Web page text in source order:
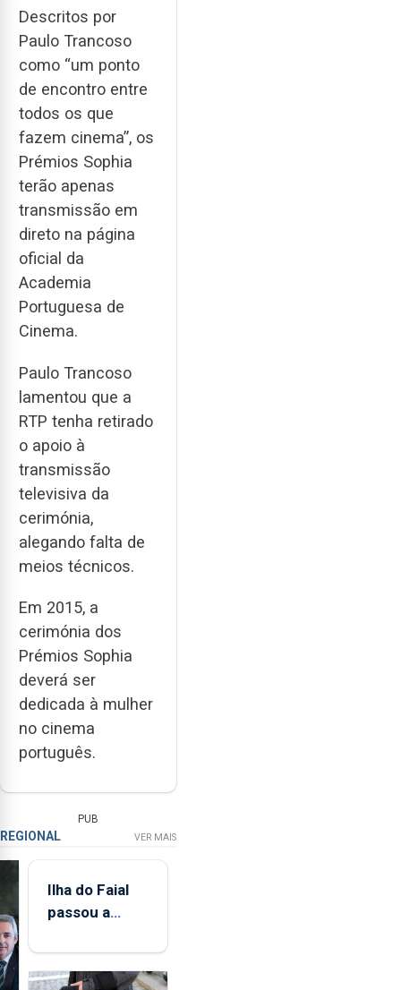
Descritos por
Paulo Trancoso
como “um ponto
de encontro entre
todos os que
fazem cinema”, os
Prémios Sophia
terão apenas
transmissão em
direto na página
oficial da
Academia
Portuguesa de
Cinema.
Paulo Trancoso
lamentou que a
RTP tenha retirado
o apoio à
transmissão
televisiva da
cerimónia,
alegando falta de
meios técnicos.
Em 2015, a
cerimónia dos
Prémios Sophia
deverá ser
dedicada à mulher
no cinema
português.
PUB
REGIONAL VER MAIS
Ilha do Faial
passou a
de
monitorização